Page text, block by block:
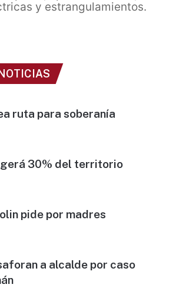
y estrangulamientos.
ruta para soberanía
30% del territorio
pide por madres
a alcalde por caso